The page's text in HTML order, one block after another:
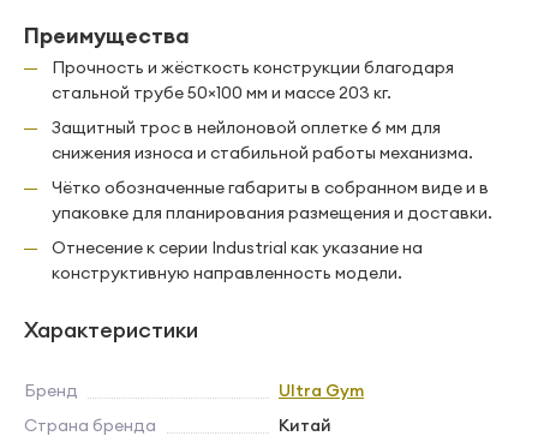
Преимущества
Прочность и жёсткость конструкции благодаря
стальной трубе 50×100 мм и массе 203 кг.
Защитный трос в нейлоновой оплетке 6 мм для
снижения износа и стабильной работы механизма.
Чётко обозначенные габариты в собранном виде и в
упаковке для планирования размещения и доставки.
Отнесение к серии Industrial как указание на
конструктивную направленность модели.
Характеристики
Бренд
Ultra Gym
Страна бренда
Китай